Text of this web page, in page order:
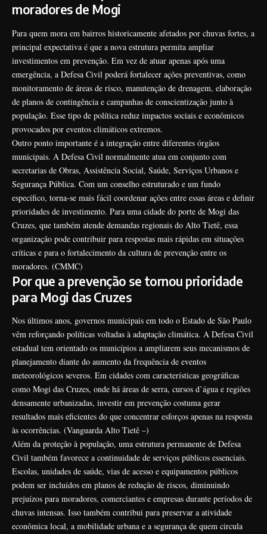
moradores de Mogi
Para quem mora em bairros historicamente afetados por chuvas fortes, a
principal expectativa é que a nova estrutura permita ampliar
investimentos em prevenção. Em vez de atuar apenas após uma
emergência, a Defesa Civil poderá fortalecer ações preventivas, como
monitoramento de áreas de risco, manutenção de drenagem, elaboração
de planos de contingência e campanhas de conscientização junto à
população. Esse tipo de política reduz impactos sociais e econômicos
provocados por eventos climáticos extremos.
Outro ponto importante é a integração entre diferentes órgãos
municipais. A Defesa Civil normalmente atua em conjunto com
secretarias de Obras, Assistência Social, Saúde, Serviços Urbanos e
Segurança Pública. Com um conselho estruturado e um fundo
específico, torna-se mais fácil coordenar ações entre essas áreas e definir
prioridades de investimento. Para uma cidade do porte de Mogi das
Cruzes, que também atende demandas regionais do Alto Tietê, essa
organização pode contribuir para respostas mais rápidas em situações
críticas e para o fortalecimento da cultura de prevenção entre os
moradores. (CMMC)
Por que a prevenção se tornou prioridade
para Mogi das Cruzes
Nos últimos anos, governos municipais em todo o Estado de São Paulo
vêm reforçando políticas voltadas à adaptação climática. A Defesa Civil
estadual tem orientado os municípios a ampliarem seus mecanismos de
planejamento diante do aumento da frequência de eventos
meteorológicos severos. Em cidades com características geográficas
como Mogi das Cruzes, onde há áreas de serra, cursos d’água e regiões
densamente urbanizadas, investir em prevenção costuma gerar
resultados mais eficientes do que concentrar esforços apenas na resposta
às ocorrências. (Vanguarda Alto Tietê –)
Além da proteção à população, uma estrutura permanente de Defesa
Civil também favorece a continuidade de serviços públicos essenciais.
Escolas, unidades de saúde, vias de acesso e equipamentos públicos
podem ser incluídos em planos de redução de riscos, diminuindo
prejuízos para moradores, comerciantes e empresas durante períodos de
chuvas intensas. Isso também contribui para preservar a atividade
econômica local, a mobilidade urbana e a segurança de quem circula